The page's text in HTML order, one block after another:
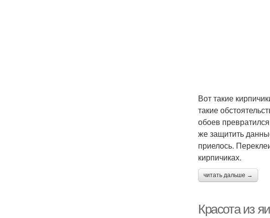
Вот такие
такие
обоев
же защитить
приелось.
кирпичиках.
читать дальше →
Красота из